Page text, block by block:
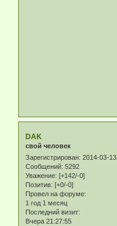
DAK
свой человек
Зарегистрирован: 2014-03-13
Сообщений: 5292
Уважение: [+142/-0]
Позитив: [+0/-0]
Провел на форуме:
1 год 1 месяц
Последний визит:
Вчера 21:27:55